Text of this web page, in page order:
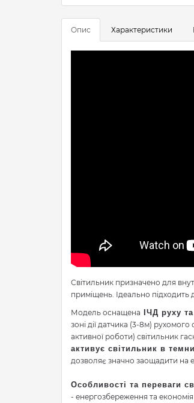
Опис Характеристики
Світильник призначено для
приміщень. Ідеально підходить
Модель оснащена ІЧД руху
зоні дії датчика (3-8м)
активної роботи) світильник
активує світильник в
дозволяє значно заощадити на
Особливості та переваги
- енергозбереження та